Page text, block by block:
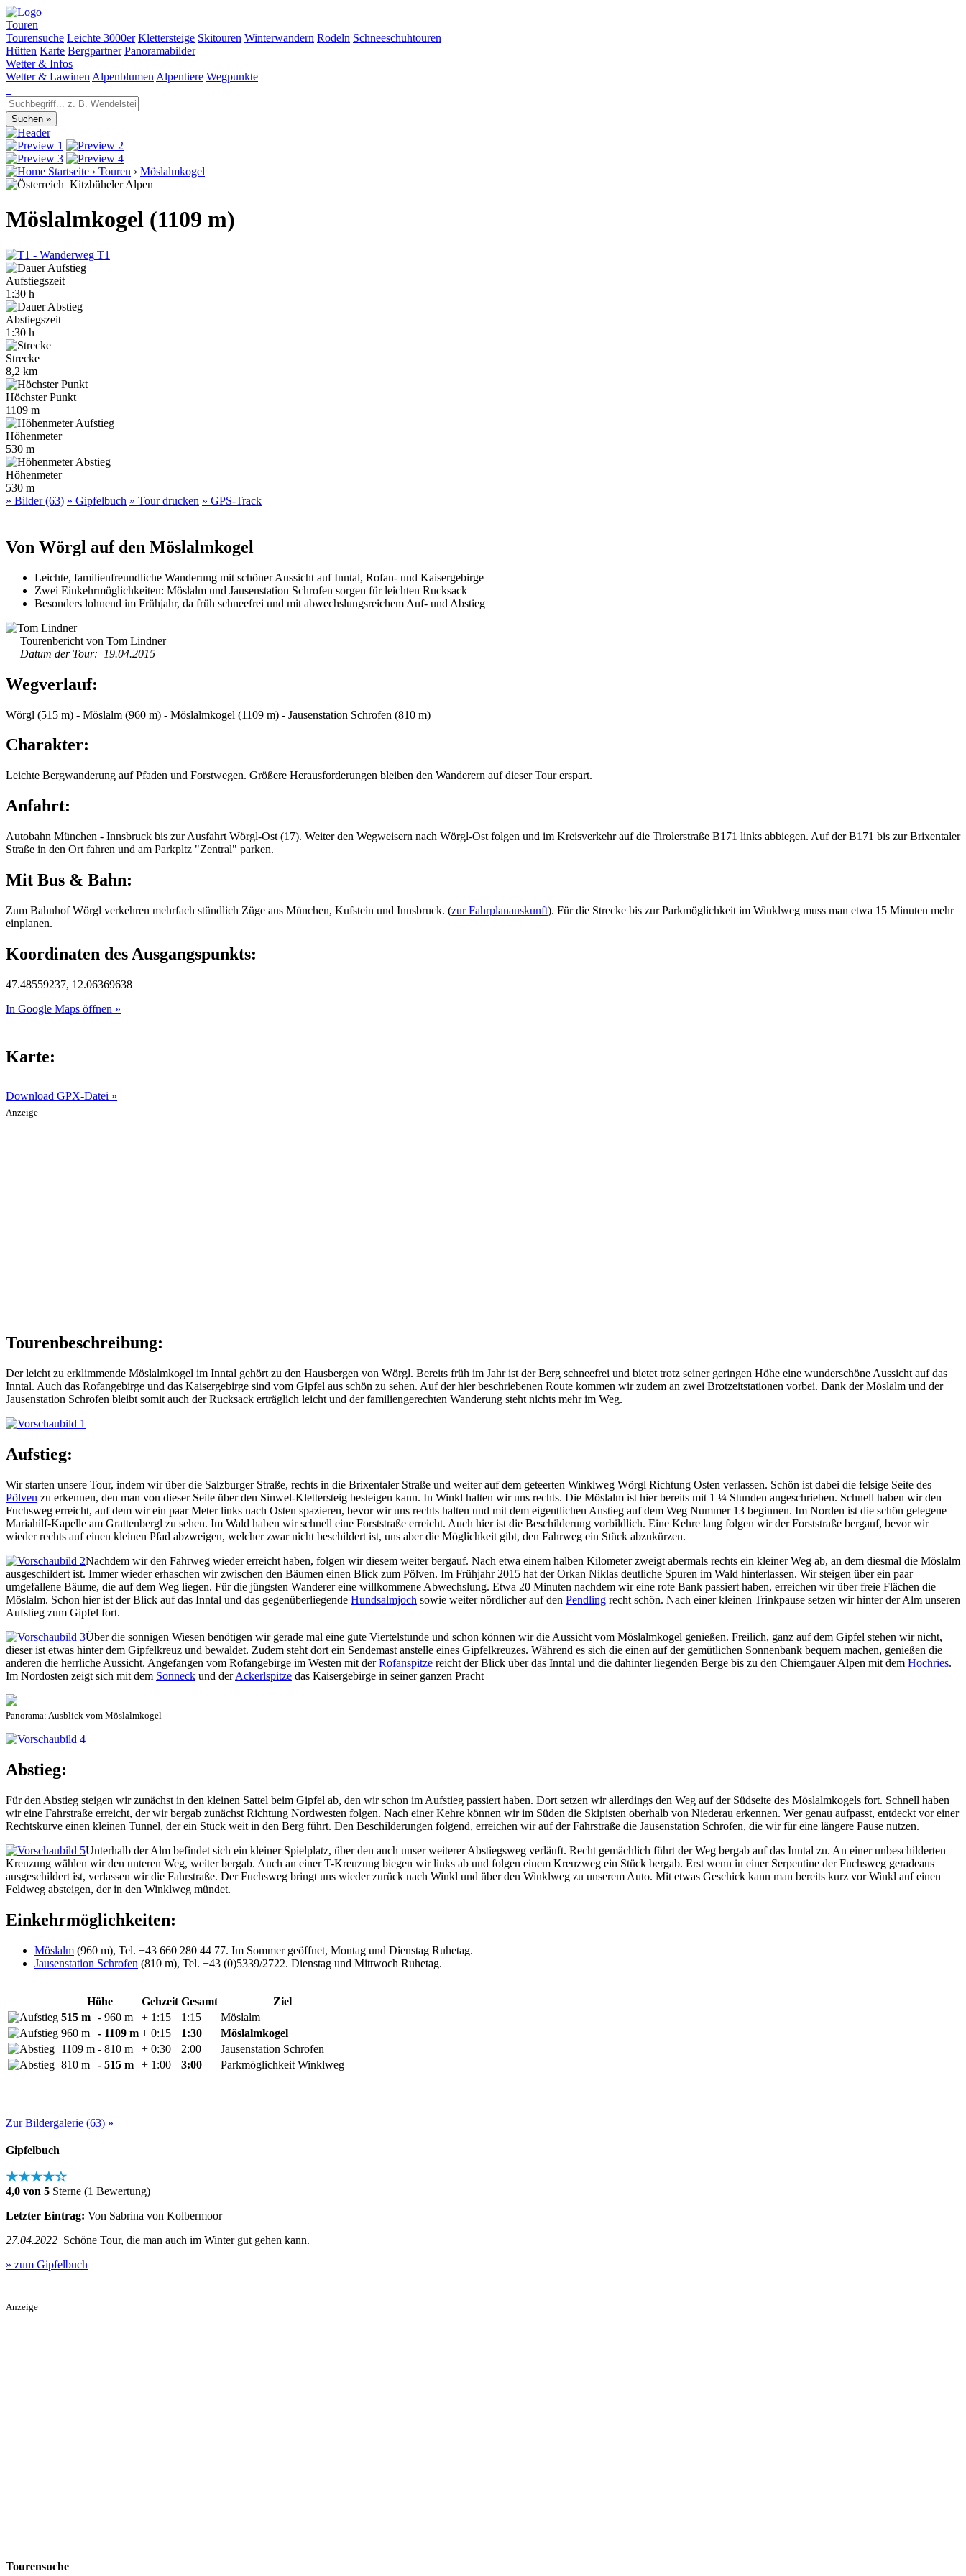
Touren
Tourensuche Leichte 3000er Klettersteige Skitouren Winterwandern Rodeln Schneeschuhtouren
Hütten Karte Bergpartner Panoramabilder
Wetter & Infos
Wetter & Lawinen Alpenblumen Alpentiere Wegpunkte
Startseite › Touren › Möslalmkogel
Kitzbüheler Alpen
Möslalmkogel (1109 m)
T1
Aufstiegszeit
1:30 h
Abstiegszeit
1:30 h
Strecke
8,2 km
Höchster Punkt
1109 m
Höhenmeter
530 m
Höhenmeter
530 m
» Bilder (63) » Gipfelbuch » Tour drucken » GPS-Track
Von Wörgl auf den Möslalmkogel
Leichte, familienfreundliche Wanderung mit schöner Aussicht auf Inntal, Rofan- und Kaisergebirge
Zwei Einkehrmöglichkeiten: Möslalm und Jausenstation Schrofen sorgen für leichten Rucksack
Besonders lohnend im Frühjahr, da früh schneefrei und mit abwechslungsreichem Auf- und Abstieg
Tourenbericht von Tom Lindner
Datum der Tour: 19.04.2015
Wegverlauf:
Wörgl (515 m) - Möslalm (960 m) - Möslalmkogel (1109 m) - Jausenstation Schrofen (810 m)
Charakter:
Leichte Bergwanderung auf Pfaden und Forstwegen. Größere Herausforderungen bleiben den Wanderern auf dieser Tour erspart.
Anfahrt:
Autobahn München - Innsbruck bis zur Ausfahrt Wörgl-Ost (17). Weiter den Wegweisern nach Wörgl-Ost folgen und im Kreisverkehr auf die Tirolerstraße B171 links abbiegen. Auf der B171 bis zur Brixentaler
Straße in den Ort fahren und am Parkpltz "Zentral" parken.
Mit Bus & Bahn:
Zum Bahnhof Wörgl verkehren mehrfach stündlich Züge aus München, Kufstein und Innsbruck. (zur Fahrplanauskunft). Für die Strecke bis zur Parkmöglichkeit im Winklweg muss man etwa 15 Minuten mehr
einplanen.
Koordinaten des Ausgangspunkts:
47.48559237, 12.06369638
In Google Maps öffnen »
Karte:
Download GPX-Datei »
Anzeige
Tourenbeschreibung:
Der leicht zu erklimmende Möslalmkogel im Inntal gehört zu den Hausbergen von Wörgl. Bereits früh im Jahr ist der Berg schneefrei und bietet trotz seiner geringen Höhe eine wunderschöne Aussicht auf das
Inntal. Auch das Rofangebirge und das Kaisergebirge sind vom Gipfel aus schön zu sehen. Auf der hier beschriebenen Route kommen wir zudem an zwei Brotzeitstationen vorbei. Dank der Möslalm und der
Jausenstation Schrofen bleibt somit auch der Rucksack erträglich leicht und der familiengerechten Wanderung steht nichts mehr im Weg.
Aufstieg:
Wir starten unsere Tour, indem wir über die Salzburger Straße, rechts in die Brixentaler Straße und weiter auf dem geteerten Winklweg Wörgl Richtung Osten verlassen. Schön ist dabei die felsige Seite des
Pölven zu erkennen, den man von dieser Seite über den Sinwel-Klettersteig besteigen kann. In Winkl halten wir uns rechts. Die Möslalm ist hier bereits mit 1 ¼ Stunden angeschrieben. Schnell haben wir den
Fuchsweg erreicht, auf dem wir ein paar Meter links nach Osten spazieren, bevor wir uns rechts halten und mit dem eigentlichen Anstieg auf dem Weg Nummer 13 beginnen. Im Norden ist die schön gelegene
Mariahilf-Kapelle am Grattenbergl zu sehen. Im Wald haben wir schnell eine Forststraße erreicht. Auch hier ist die Beschilderung vorbildlich. Eine Kehre lang folgen wir der Forststraße bergauf, bevor wir
wieder rechts auf einen kleinen Pfad abzweigen, welcher zwar nicht beschildert ist, uns aber die Möglichkeit gibt, den Fahrweg ein Stück abzukürzen.
Nachdem wir den Fahrweg wieder erreicht haben, folgen wir diesem weiter bergauf. Nach etwa einem halben Kilometer zweigt abermals rechts ein kleiner Weg ab, an dem diesmal die Möslalm
ausgeschildert ist. Immer wieder erhaschen wir zwischen den Bäumen einen Blick zum Pölven. Im Frühjahr 2015 hat der Orkan Niklas deutliche Spuren im Wald hinterlassen. Wir steigen über ein paar
umgefallene Bäume, die auf dem Weg liegen. Für die jüngsten Wanderer eine willkommene Abwechslung. Etwa 20 Minuten nachdem wir eine rote Bank passiert haben, erreichen wir über freie Flächen die
Möslalm. Schon hier ist der Blick auf das Inntal und das gegenüberliegende Hundsalmjoch sowie weiter nördlicher auf den Pendling recht schön. Nach einer kleinen Trinkpause setzen wir hinter der Alm unseren
Aufstieg zum Gipfel fort.
Über die sonnigen Wiesen benötigen wir gerade mal eine gute Viertelstunde und schon können wir die Aussicht vom Möslalmkogel genießen. Freilich, ganz auf dem Gipfel stehen wir nicht,
dieser ist etwas hinter dem Gipfelkreuz und bewaldet. Zudem steht dort ein Sendemast anstelle eines Gipfelkreuzes. Während es sich die einen auf der gemütlichen Sonnenbank bequem machen, genießen die
anderen die herrliche Aussicht. Angefangen vom Rofangebirge im Westen mit derRofanspitze reicht der Blick über das Inntal und die dahinter liegenden Berge bis zu den Chiemgauer Alpen mit dem Hochries.
Im Nordosten zeigt sich mit dem Sonneck und derAckerlspitze das Kaisergebirge in seiner ganzen Pracht
Panorama: Ausblick vom Möslalmkogel
Abstieg:
Für den Abstieg steigen wir zunächst in den kleinen Sattel beim Gipfel ab, den wir schon im Aufstieg passiert haben. Dort setzen wir allerdings den Weg auf der Südseite des Möslalmkogels fort. Schnell haben
wir eine Fahrstraße erreicht, der wir bergab zunächst Richtung Nordwesten folgen. Nach einer Kehre können wir im Süden die Skipisten oberhalb von Niederau erkennen. Wer genau aufpasst, entdeckt vor einer
Rechtskurve einen kleinen Tunnel, der ein Stück weit in den Berg führt. Den Beschilderungen folgend, erreichen wir auf der Fahrstraße die Jausenstation Schrofen, die wir für eine längere Pause nutzen.
Unterhalb der Alm befindet sich ein kleiner Spielplatz, über den auch unser weiterer Abstiegsweg verläuft. Recht gemächlich führt der Weg bergab auf das Inntal zu. An einer unbeschilderten
Kreuzung wählen wir den unteren Weg, weiter bergab. Auch an einer T-Kreuzung biegen wir links ab und folgen einem Kreuzweg ein Stück bergab. Erst wenn in einer Serpentine der Fuchsweg geradeaus
ausgeschildert ist, verlassen wir die Fahrstraße. Der Fuchsweg bringt uns wieder zurück nach Winkl und über den Winklweg zu unserem Auto. Mit etwas Geschick kann man bereits kurz vor Winkl auf einen
Feldweg absteigen, der in den Winklweg mündet.
Einkehrmöglichkeiten:
Möslalm (960 m), Tel. +43 660 280 44 77. Im Sommer geöffnet, Montag und Dienstag Ruhetag.
Jausenstation Schrofen (810 m), Tel. +43 (0)5339/2722. Dienstag und Mittwoch Ruhetag.
Höhe Gehzeit Gesamt
Ziel
515 m - 960 m + 1:15 1:15
Möslalm
960 m
- 1109 m + 0:15 1:30
Möslalmkogel
1109 m - 810 m + 0:30 2:00
Jausenstation Schrofen
810 m
- 515 m + 1:00 3:00 Parkmöglichkeit Winklweg
Zur Bildergalerie (63) »
Gipfelbuch
★★★★☆
4,0 von 5 Sterne (1 Bewertung)
Letzter Eintrag: Von Sabrina von Kolbermoor
27.04.2022 Schöne Tour, die man auch im Winter gut gehen kann.
» zum Gipfelbuch
Anzeige
Tourensuche